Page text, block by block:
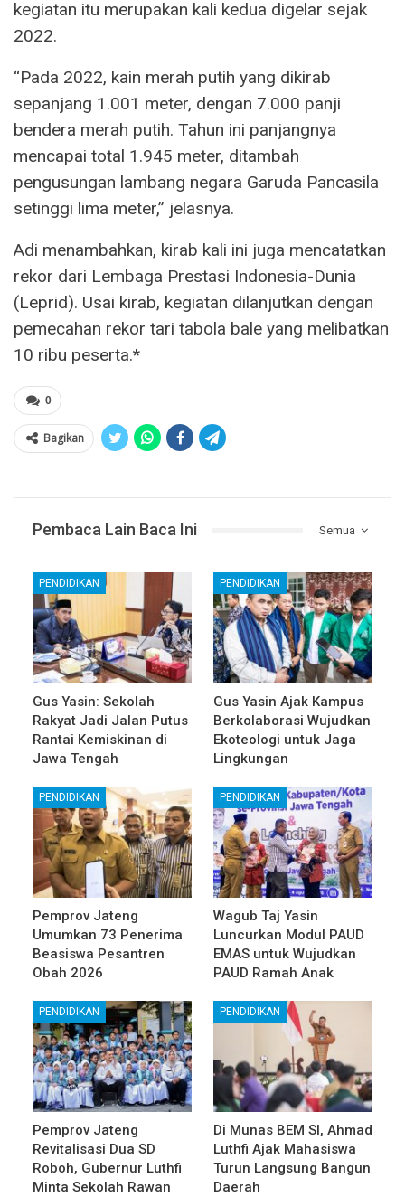
kegiatan itu merupakan kali kedua digelar sejak
2022.
“Pada 2022, kain merah putih yang dikirab
sepanjang 1.001 meter, dengan 7.000 panji
bendera merah putih. Tahun ini panjangnya
mencapai total 1.945 meter, ditambah
pengusungan lambang negara Garuda Pancasila
setinggi lima meter,” jelasnya.
Adi menambahkan, kirab kali ini juga mencatatkan
rekor dari Lembaga Prestasi Indonesia-Dunia
(Leprid). Usai kirab, kegiatan dilanjutkan dengan
pemecahan rekor tari tabola bale yang melibatkan
10 ribu peserta.*
0
Bagikan
Semua
Pembaca Lain Baca Ini
PENDIDIKAN
Gus Yasin: Sekolah
Rakyat Jadi Jalan Putus
Rantai Kemiskinan di
Jawa Tengah
PENDIDIKAN
Gus Yasin Ajak Kampus
Berkolaborasi Wujudkan
Ekoteologi untuk Jaga
Lingkungan
PENDIDIKAN
Pemprov Jateng
Umumkan 73 Penerima
Beasiswa Pesantren
Obah 2026
PENDIDIKAN
Wagub Taj Yasin
Luncurkan Modul PAUD
EMAS untuk Wujudkan
PAUD Ramah Anak
PENDIDIKAN
Pemprov Jateng
Revitalisasi Dua SD
Roboh, Gubernur Luthfi
Minta Sekolah Rawan
PENDIDIKAN
Di Munas BEM SI, Ahmad
Luthfi Ajak Mahasiswa
Turun Langsung Bangun
Daerah